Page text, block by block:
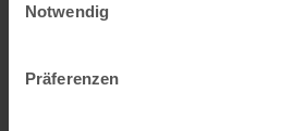
Notwendig
Präferenzen